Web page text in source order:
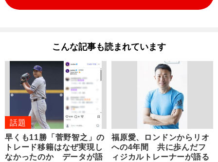
こんな記事も読まれています
話題
早くも11勝「菅野智之」の
トレード移籍はなぜ実現し
なかったのか データが語
福原愛、ロンドンからリオ
への4年間 共に歩んだフ
ィジカルトレーナーが語る